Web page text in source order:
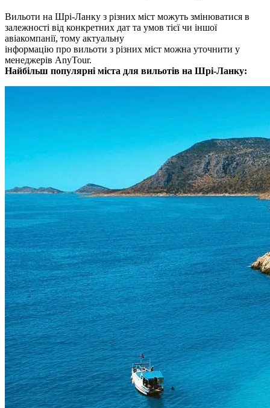
Вильоти на Шрі-Ланку з різних міст можуть змінюватися в
залежності від конкретних дат та умов тієї чи іншої
авіакомпанії, тому актуальну
інформацію про вильоти з різних міст можна уточнити у
менеджерів AnyTour.
Найбільш популярні міста для вильотів на Шрі-Ланку: